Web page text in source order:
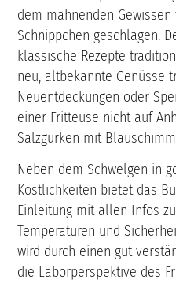
dem mahnenden
Schnippchen geschlagen.
klassische Rezepte
neu, altbekannte Genüsse
Neuentdeckungen oder
einer Fritteuse nicht auf
Salzgurken mit
Neben dem Schwelgen in
Köstlichkeiten bietet das
Einleitung mit allen Infos
Temperaturen und
wird durch einen gut
die Laborperspektive des